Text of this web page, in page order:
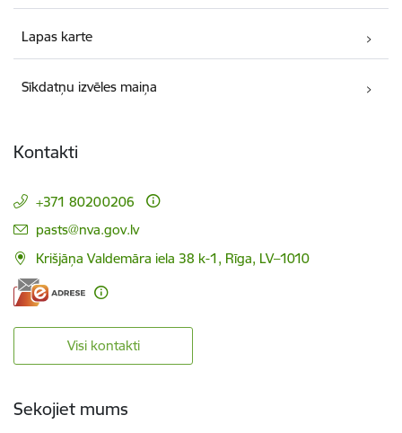
Lapas karte
Sīkdatņu izvēles maiņa
Kontakti
+371 80200206
E-pasts:
pasts@nva.gov.lv
Krišjāņa Valdemāra iela 38 k-1, Rīga, LV–1010
Visi kontakti
Sekojiet mums